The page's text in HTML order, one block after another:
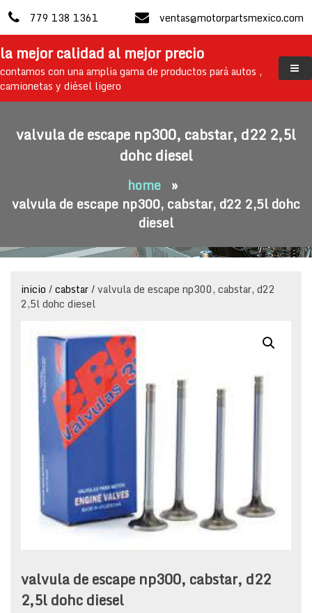
to
content
779 138 1361 ventas@motorpartsmexico.com
la mejor calidad al mejor precio
contamos con una amplia gama de productos pará autos ,
camionetas y diésel ligero
valvula de escape np300, cabstar, d22 2,5l
dohc diesel
home »
valvula de escape np300, cabstar, d22 2,5l dohc
diesel
inicio /cabstar/ valvula de escape np300, cabstar, d22
2,5l dohc diesel
valvula de escape np300, cabstar, d22
2,5l dohc diesel